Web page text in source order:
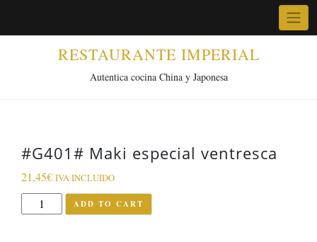
RESTAURANTE IMPERIAL
Autentica cocina China y Japonesa
#G401# Maki especial ventresca
21,45€ IVA INCLUIDO
#G401#
Maki
ADD TO CART